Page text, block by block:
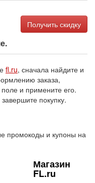
Получить скидку
fl.ru, сначала найдите и
заказа,
и примените его.
покупку.
промокоды и купоны на
Магазин
FL.ru